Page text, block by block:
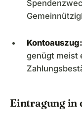
Kontoauszug:
genügt meist
Eintragung in